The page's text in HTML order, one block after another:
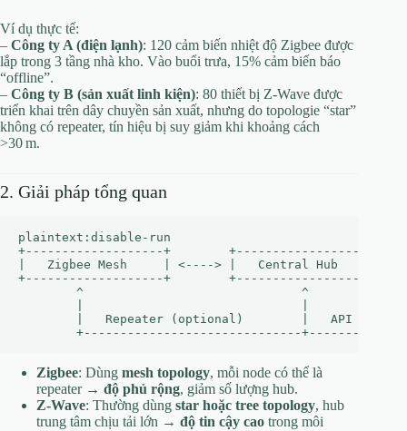
Ví dụ thực tế:
– Công ty A (điện lạnh): 120 cảm biến nhiệt độ Zigbee được
lắp trong 3 tầng nhà kho. Vào buổi trưa, 15% cảm biến báo
“offline”.
– Công ty B (sản xuất linh kiện): 80 thiết bị Z‑Wave được
triển khai trên dây chuyền sản xuất, nhưng do topologie “star”
không có repeater, tín hiệu bị suy giảm khi khoảng cách
>30 m.
2. Giải pháp tổng quan
plaintext:disable-run
+-------------------+        +-------------------+
|   Zigbee Mesh     | <----> |   Central Hub     |
+-------------------+        +-------------------+
^                              ^
|   Repeater (optional)        |   API
Zigbee: Dùng mesh topology, mỗi node có thể là
repeater → độ phủ rộng, giảm số lượng hub.
Z‑Wave: Thường dùng star hoặc tree topology, hub
trung tâm chịu tải lớn → độ tin cậy cao trong môi